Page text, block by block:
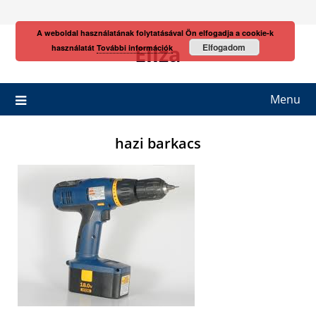
Eliza
Menu
hazi barkacs
A weboldal használatának folytatásával Ön elfogadja a cookie-k
használatát További információk Elfogadom